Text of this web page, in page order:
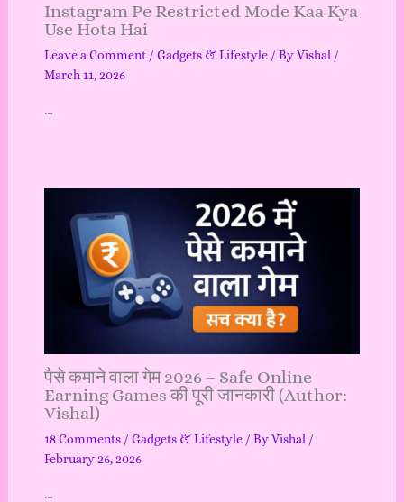
Instagram Pe Restricted Mode Kaa Kya
Use Hota Hai
Leave a Comment / Gadgets & Lifestyle/ ByVishal /
March 11, 2026
…
पैसे कमाने वाला गेम 2026 – Safe Online
Earning Games की पूरी जानकारी (Author:
Vishal)
18 Comments / Gadgets & Lifestyle/ ByVishal /
February 26, 2026
…